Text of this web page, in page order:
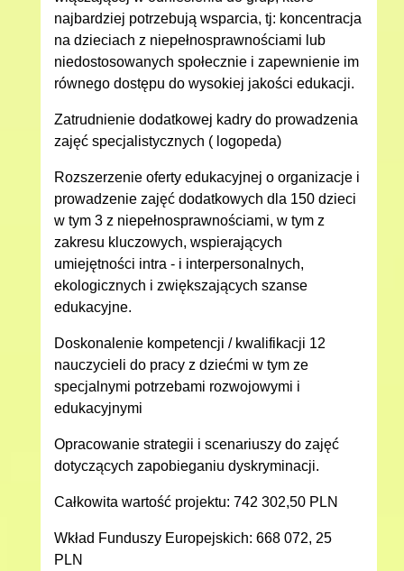
najbardziej potrzebują wsparcia, tj: koncentracja
na dzieciach z niepełnosprawnościami lub
niedostosowanych społecznie i zapewnienie im
równego dostępu do wysokiej jakości edukacji.
Zatrudnienie dodatkowej kadry do prowadzenia
zajęć specjalistycznych ( logopeda)
Rozszerzenie oferty edukacyjnej o organizacje i
prowadzenie zajęć dodatkowych dla 150 dzieci
w tym 3 z niepełnosprawnościami, w tym z
zakresu kluczowych, wspierających
umiejętności intra - i interpersonalnych,
ekologicznych i zwiększających szanse
edukacyjne.
Doskonalenie kompetencji / kwalifikacji 12
nauczycieli do pracy z dziećmi w tym ze
specjalnymi potrzebami rozwojowymi i
edukacyjnymi
Opracowanie strategii i scenariuszy do zajęć
dotyczących zapobieganiu dyskryminacji.
Całkowita wartość projektu: 742 302,50 PLN
Wkład Funduszy Europejskich: 668 072, 25
PLN